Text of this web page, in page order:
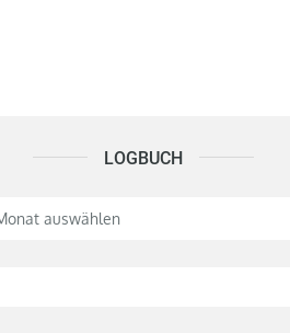
LOGBUCH Logbuch